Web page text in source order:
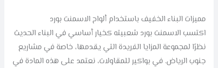
مميزات البناء الخفيف باستخدام ألواح الاسمنت بورد
اكتسب الاسمنت بورد شعبيته كخيار أساسي في البناء الحديث
نظرًا لمجموعة المزايا الفريدة التي يقدمها، خاصة في مشاريع
جنوب الرياض. في بواكير للمقاولات، نعتمد على هذه المادة في